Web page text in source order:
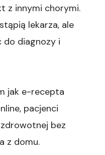
z innymi chorymi.
lekarza, ale
do diagnozy i
jak e-recepta
pacjenci
bez
z domu.